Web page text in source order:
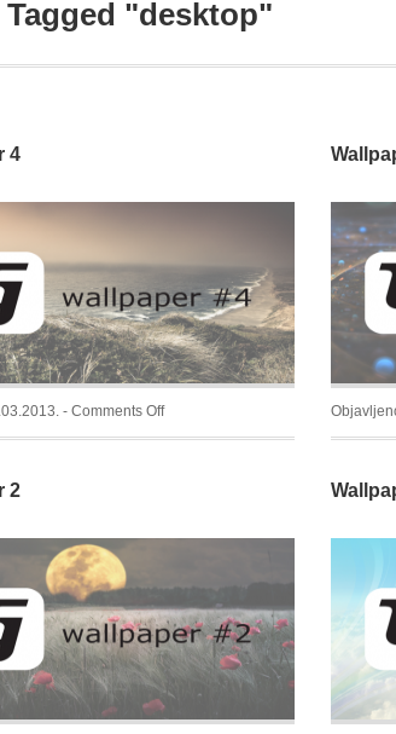
"desktop"
4
- Comments Offon
Wallpaper
2